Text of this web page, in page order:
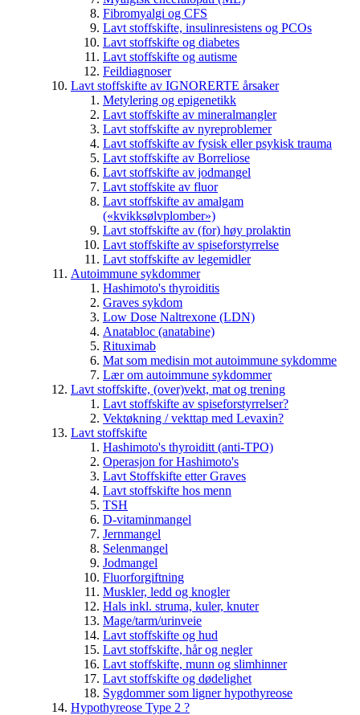
Fibromyalgi og CFS
Lavt stoffskifte, insulinresistens og PCOs
Lavt stoffskifte og diabetes
Lavt stoffskifte og autisme
Feildiagnoser
Lavt stoffskifte av IGNORERTE årsaker
Metylering og epigenetikk
Lavt stoffskifte av mineralmangler
Lavt stoffskifte av nyreproblemer
Lavt stoffskifte av fysisk eller psykisk trauma
Lavt stoffskifte av Borreliose
Lavt stoffskifte av jodmangel
Lavt stoffskite av fluor
Lavt stoffskifte av amalgam
(«kvikksølvplomber»)
Lavt stoffskifte av (for) høy prolaktin
Lavt stoffskifte av spiseforstyrrelse
Lavt stoffskifte av legemidler
Autoimmune sykdommer
Hashimoto's thyroiditis
Graves sykdom
Low Dose Naltrexone (LDN)
Anatabloc (anatabine)
Rituximab
Mat som medisin mot autoimmune sykdomme
Lær om autoimmune sykdommer
Lavt stoffskifte, (over)vekt, mat og trening
Lavt stoffskifte av spiseforstyrrelser?
Vektøkning / vekttap med Levaxin?
Lavt stoffskifte
Hashimoto's thyroiditt (anti-TPO)
Operasjon for Hashimoto's
Lavt Stoffskifte etter Graves
Lavt stoffskifte hos menn
TSH
D-vitaminmangel
Jernmangel
Selenmangel
Jodmangel
Fluorforgiftning
Muskler, ledd og knogler
Hals inkl. struma, kuler, knuter
Mage/tarm/urinveie
Lavt stoffskifte og hud
Lavt stoffskifte, hår og negler
Lavt stoffskifte, munn og slimhinner
Lavt stoffskifte og dødelighet
Sygdommer som ligner hypothyreose
Hypothyreose Type 2 ?